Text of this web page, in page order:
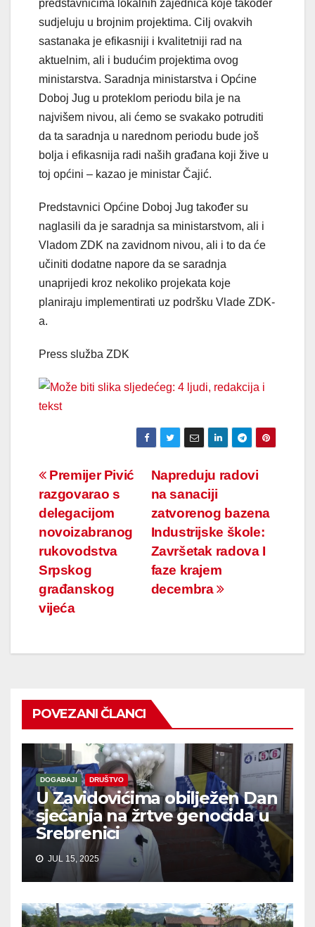
predstavnicima lokalnih zajednica koje također
sudjeluju u brojnim projektima. Cilj ovakvih
sastanaka je efikasniji i kvalitetniji rad na
aktuelnim, ali i budućim projektima ovog
ministarstva. Saradnja ministarstva i Općine
Doboj Jug u proteklom periodu bila je na
najvišem nivou, ali ćemo se svakako potruditi
da ta saradnja u narednom periodu bude još
bolja i efikasnija radi naših građana koji žive u
toj općini – kazao je ministar Čajić.
Predstavnici Općine Doboj Jug također su
naglasili da je saradnja sa ministarstvom, ali i
Vladom ZDK na zavidnom nivou, ali i to da će
učiniti dodatne napore da se saradnja
unaprijedi kroz nekoliko projekata koje
planiraju implementirati uz podršku Vlade ZDK-
a.
Press služba ZDK
Navigacija
članaka
Napreduju radovi
na sanaciji
zatvorenog bazena
Industrijske škole:
Završetak radova I
faze krajem
decembra
Premijer Pivić
razgovarao s
delegacijom
novoizabranog
rukovodstva
Srpskog
građanskog
vijeća
POVEZANI ČLANCI
DOGAĐAJI DRUŠTVO
U Zavidovićima obilježen Dan
sjećanja na žrtve genocida u
Srebrenici
JUL 15, 2025